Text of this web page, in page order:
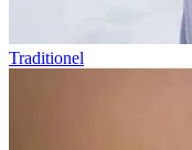
Traditionel